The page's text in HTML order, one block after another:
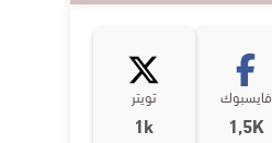
فايسبوك
1,5K
تويتر
1k